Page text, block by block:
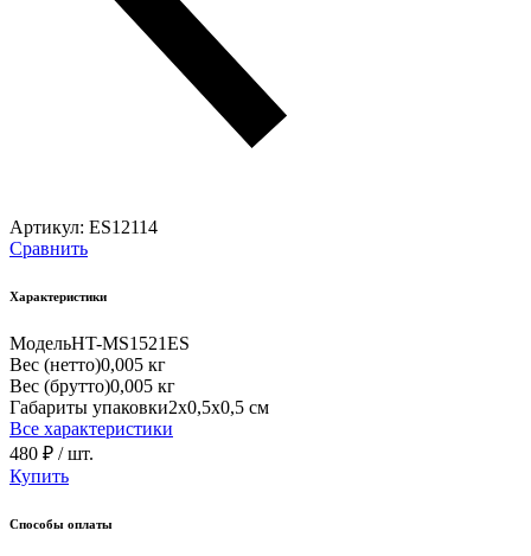
Артикул: ES12114
Сравнить
Характеристики
МодельHT-MS1521ES
Вес (нетто)0,005 кг
Вес (брутто)0,005 кг
Габариты упаковки2х0,5х0,5 см
Все характеристики
480 ₽ / шт.
Купить
Способы оплаты